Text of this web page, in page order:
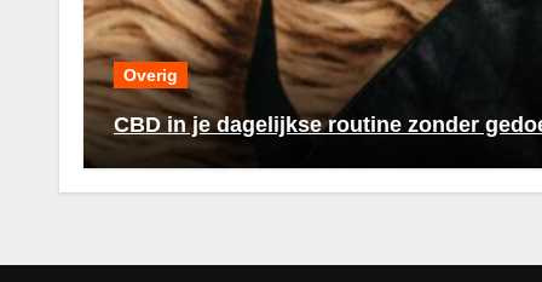
Overig
CBD in je dagelijkse routine zonder